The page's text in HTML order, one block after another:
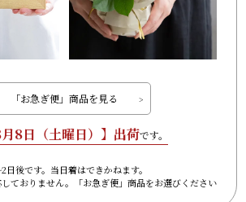
「お急ぎ便」商品を見る
8日（土曜日） 】出荷です。
後です。当日着はできかねます。
ておりません。「お急ぎ便」商品をお選びください